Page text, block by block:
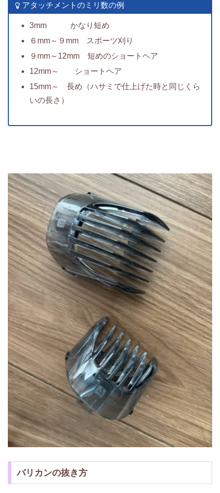
アタッチメントのミリ数の例
3mm かなり短め
６mm～９mm スポーツ刈り
９mm～12mm 短めのショートヘア
12mm～ ショートヘア
15mm～ 長め（ハサミで仕上げた時と同じくら
いの長さ）
バリカンの抜き方